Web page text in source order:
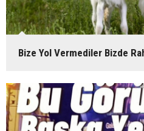
Bize Yol Vermediler Bizde